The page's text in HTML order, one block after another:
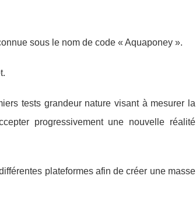
sous le nom de code « Aquaponey ».
tests grandeur nature visant à mesurer la
progressivement une nouvelle réalité
plateformes afin de créer une masse